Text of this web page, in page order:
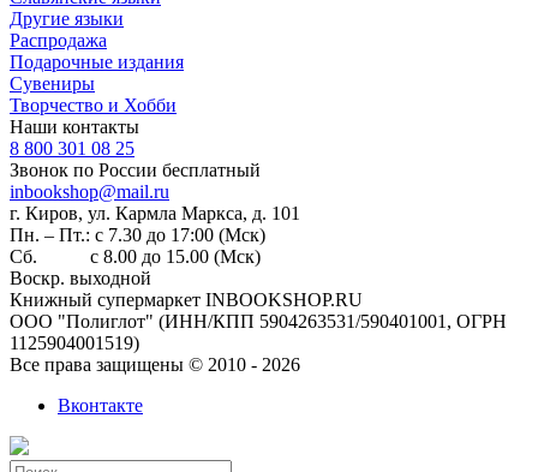
Другие языки
Распродажа
Подарочные издания
Сувениры
Творчество и Хобби
Наши контакты
8 800 301 08 25
Звонок по России бесплатный
inbookshop@mail.ru
г. Киров, ул. Кармла Маркса, д. 101
Пн. – Пт.: с 7.30 до 17:00 (Мск)
Сб. с 8.00 до 15.00 (Мск)
Воскр. выходной
Книжный супермаркет INBOOKSHOP.RU
ООО "Полиглот" (ИНН/КПП 5904263531/590401001, ОГРН
1125904001519)
Все права защищены © 2010 - 2026
Вконтакте